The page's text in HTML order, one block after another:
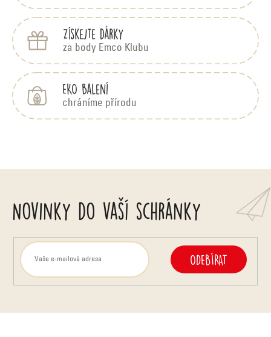
Získejte dárky
za body Emco Klubu
EKO balení
chráníme přírodu
Novinky do vaší schránky
ODEBÍRAT